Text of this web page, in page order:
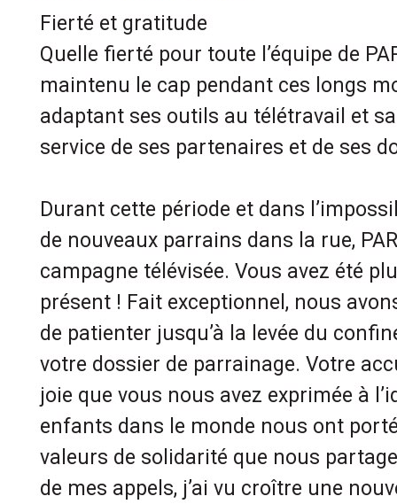
Fierté et gratitude
Quelle fierté pour toute l’équipe de
maintenu le cap pendant ces longs
adaptant ses outils au télétravail et
service de ses partenaires et de ses
Durant cette période et dans
de nouveaux parrains dans la rue,
campagne télévisée. Vous avez été
présent ! Fait exceptionnel, nous
de patienter jusqu’à la levée du
votre dossier de parrainage. Votre
joie que vous nous avez exprimée à
enfants dans le monde nous ont
valeurs de solidarité que nous
de mes appels, j’ai vu croître une